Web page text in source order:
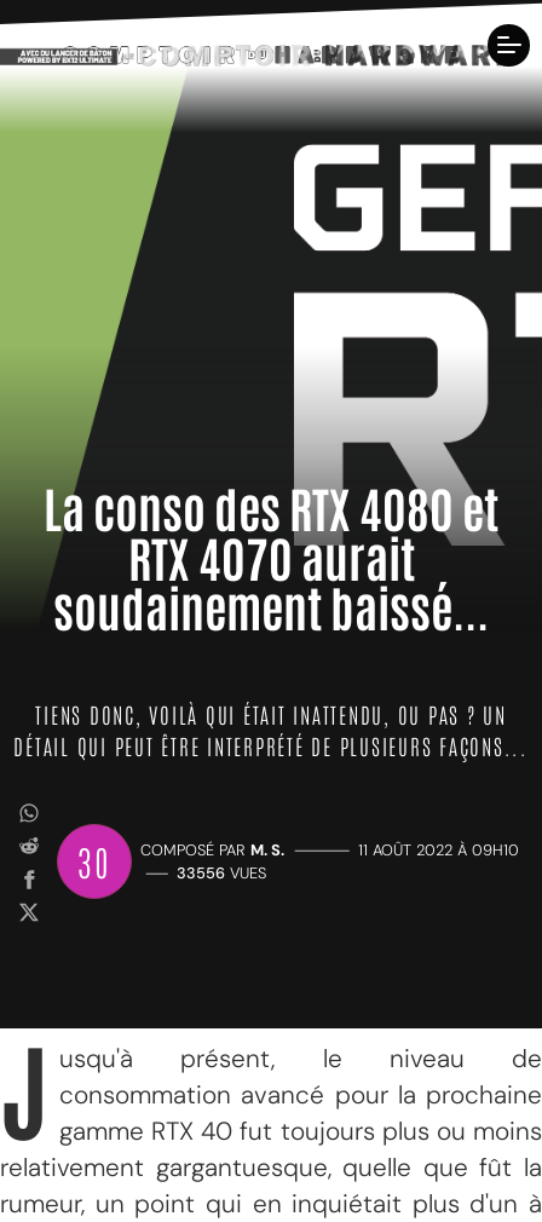
La conso des RTX 4080 et
RTX 4070 aurait
soudainement baissé...
TIENS DONC, VOILÀ QUI ÉTAIT INATTENDU, OU PAS ? UN
DÉTAIL QUI PEUT ÊTRE INTERPRÉTÉ DE PLUSIEURS FAÇONS...
30 COMPOSÉ PAR M. S. ————— 11 AOÛT 2022 À 09H10
—— 33556 VUES
J usqu'à présent, le niveau de
consommation avancé pour la prochaine
gamme RTX 40 fut toujours plus ou moins
relativement gargantuesque, quelle que fût la
rumeur, un point qui en inquiétait plus d'un à